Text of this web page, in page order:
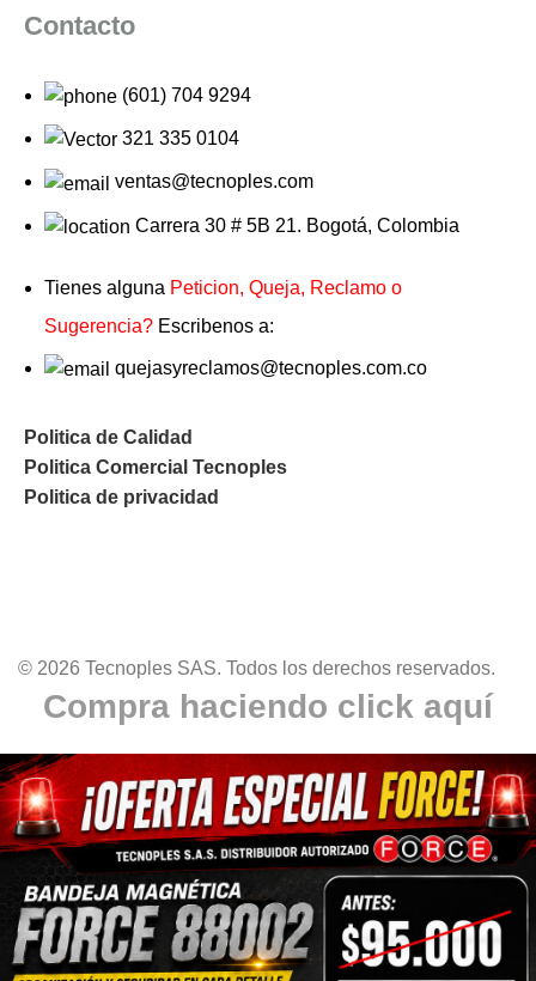
Contacto
(601) 704 9294
321 335 0104
ventas@tecnoples.com
Carrera 30 # 5B 21. Bogotá, Colombia
Tienes alguna Peticion, Queja, Reclamo o
Sugerencia? Escribenos a:
quejasyreclamos@tecnoples.com.co
Politica de Calidad
Politica Comercial Tecnoples
Politica de privacidad
© 2026 Tecnoples SAS. Todos los derechos reservados.
Compra haciendo click aquí